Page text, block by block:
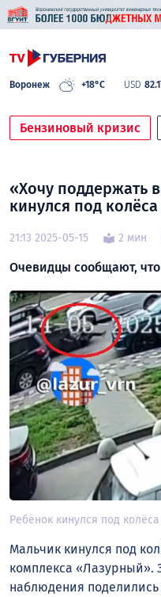
Воронеж +18°C USD
Бензиновый кризис
«Хочу поддержать
кинулся под
21:13 2025-05-15 2 мин
Очевидцы сообщают,
Ребёнок кинулся под
Мальчик кинулся под
комплекса «Лазурный».
наблюдения